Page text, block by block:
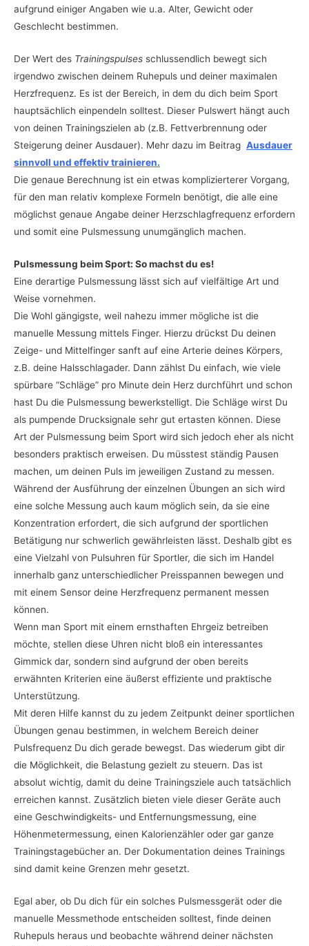
aufgrund einiger Angaben wie u.a. Alter, Gewicht oder
Geschlecht bestimmen.
Der Wert des Trainingspulses schlussendlich bewegt sich
irgendwo zwischen deinem Ruhepuls und deiner maximalen
Herzfrequenz. Es ist der Bereich, in dem du dich beim Sport
hauptsächlich einpendeln solltest. Dieser Pulswert hängt auch
von deinen Trainingszielen ab (z.B. Fettverbrennung oder
Steigerung deiner Ausdauer). Mehr dazu im Beitrag Ausdauer
sinnvoll und effektiv trainieren.
Die genaue Berechnung ist ein etwas komplizierterer Vorgang,
für den man relativ komplexe Formeln benötigt, die alle eine
möglichst genaue Angabe deiner Herzschlagfrequenz erfordern
und somit eine Pulsmessung unumgänglich machen.
Pulsmessung beim Sport: So machst du es!
Eine derartige Pulsmessung lässt sich auf vielfältige Art und
Weise vornehmen.
Die Wohl gängigste, weil nahezu immer mögliche ist die
manuelle Messung mittels Finger. Hierzu drückst Du deinen
Zeige- und Mittelfinger sanft auf eine Arterie deines Körpers,
z.B. deine Halsschlagader. Dann zählst Du einfach, wie viele
spürbare “Schläge” pro Minute dein Herz durchführt und schon
hast Du die Pulsmessung bewerkstelligt. Die Schläge wirst Du
als pumpende Drucksignale sehr gut ertasten können. Diese
Art der Pulsmessung beim Sport wird sich jedoch eher als nicht
besonders praktisch erweisen. Du müsstest ständig Pausen
machen, um deinen Puls im jeweiligen Zustand zu messen.
Während der Ausführung der einzelnen Übungen an sich wird
eine solche Messung auch kaum möglich sein, da sie eine
Konzentration erfordert, die sich aufgrund der sportlichen
Betätigung nur schwerlich gewährleisten lässt. Deshalb gibt es
eine Vielzahl von Pulsuhren für Sportler, die sich im Handel
innerhalb ganz unterschiedlicher Preisspannen bewegen und
mit einem Sensor deine Herzfrequenz permanent messen
können.
Wenn man Sport mit einem ernsthaften Ehrgeiz betreiben
möchte, stellen diese Uhren nicht bloß ein interessantes
Gimmick dar, sondern sind aufgrund der oben bereits
erwähnten Kriterien eine äußerst effiziente und praktische
Unterstützung.
Mit deren Hilfe kannst du zu jedem Zeitpunkt deiner sportlichen
Übungen genau bestimmen, in welchem Bereich deiner
Pulsfrequenz Du dich gerade bewegst. Das wiederum gibt dir
die Möglichkeit, die Belastung gezielt zu steuern. Das ist
absolut wichtig, damit du deine Trainingsziele auch tatsächlich
erreichen kannst. Zusätzlich bieten viele dieser Geräte auch
eine Geschwindigkeits- und Entfernungsmessung, eine
Höhenmetermessung, einen Kalorienzähler oder gar ganze
Trainingstagebücher an. Der Dokumentation deines Trainings
sind damit keine Grenzen mehr gesetzt.
Egal aber, ob Du dich für ein solches Pulsmessgerät oder die
manuelle Messmethode entscheiden solltest, finde deinen
Ruhepuls heraus und beobachte während deiner nächsten